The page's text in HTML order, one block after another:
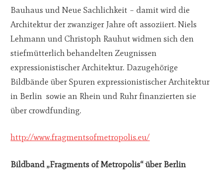
Bauhaus und Neue Sachlichkeit – damit wird die
Architektur der zwanziger Jahre oft assoziiert. Niels
Lehmann und Christoph Rauhut widmen sich den
stiefmütterlich behandelten Zeugnissen
expressionistischer Architektur. Dazugehörige
Bildbände über Spuren expressionistischer Architektur
in Berlin sowie an Rhein und Ruhr finanzierten sie
über crowdfunding.
http://www.fragmentsofmetropolis.eu/
Bildband „Fragments of Metropolis“ über Berlin